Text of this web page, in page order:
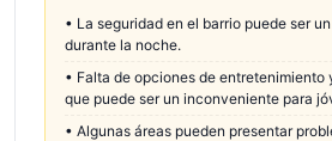
• La seguridad en el barrio puede ser
durante la noche.
• Falta de opciones de entretenimiento
que puede ser un inconveniente para
• Algunas áreas pueden presentar